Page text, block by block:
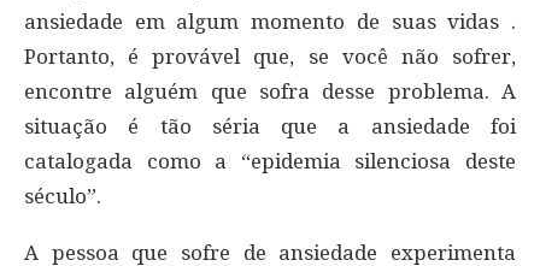
ansiedade em algum momento de suas vidas .
Portanto, é provável que, se você não sofrer,
encontre alguém que sofra desse problema. A
situação é tão séria que a ansiedade foi
catalogada como a “epidemia silenciosa deste
século”.
A pessoa que sofre de ansiedade experimenta